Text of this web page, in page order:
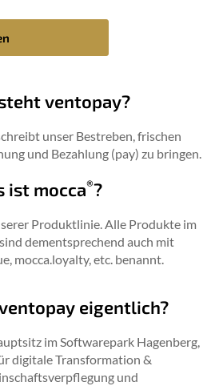
ventopay?
unser Bestreben, frischen
und Bezahlung (pay) zu bringen.
ist mocca®?
Produktlinie. Alle Produkte im
dementsprechend auch mit
mocca.loyalty, etc. benannt.
eigentlich?
im Softwarepark Hagenberg,
digitale Transformation &
und